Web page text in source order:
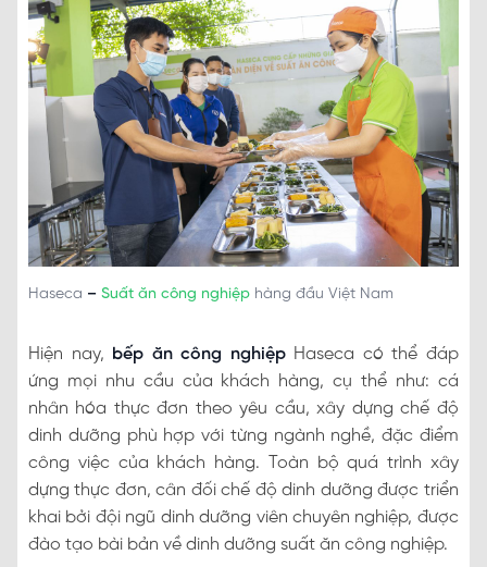
Haseca – Suất ăn công nghiệp hàng đầu Việt Nam
Hiện nay, bếp ăn công nghiệpHaseca có thể đáp
ứng mọi nhu cầu của khách hàng, cụ thể như: cá
nhân hóa thực đơn theo yêu cầu, xây dựng chế độ
dinh dưỡng phù hợp với từng ngành nghề, đặc điểm
công việc của khách hàng. Toàn bộ quá trình xây
dựng thực đơn, cân đối chế độ dinh dưỡng được triển
khai bởi đội ngũ dinh dưỡng viên chuyên nghiệp, được
đào tạo bài bản về dinh dưỡng suất ăn công nghiệp.